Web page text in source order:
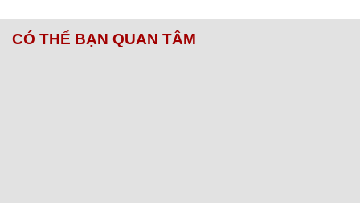
CÓ THỂ BẠN QUAN TÂM